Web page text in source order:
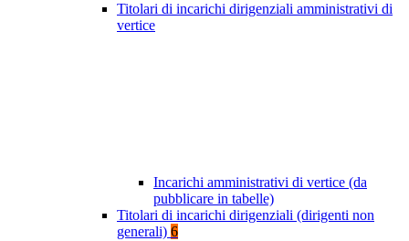
Titolari di incarichi dirigenziali amministrativi di
vertice
Incarichi amministrativi di vertice (da
pubblicare in tabelle)
Titolari di incarichi dirigenziali (dirigenti non
generali) 6